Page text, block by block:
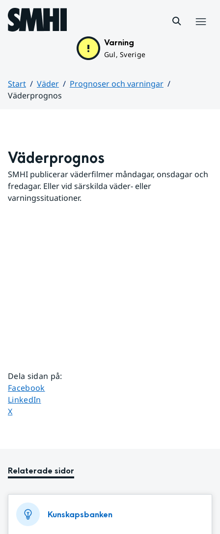
Hoppa till sidans innehåll
Varning
Gul, Sverige
Start Väder
Prognoser och varningar
Väderprognos
Väderprognos
SMHI publicerar väderfilmer måndagar, onsdagar och
fredagar. Eller vid särskilda väder- eller
varningssituationer.
Dela sidan på:
Dela sidan på
Facebook
Dela sidan på
LinkedIn
Dela sidan på
X
Relaterade sidor
Kunskapsbanken